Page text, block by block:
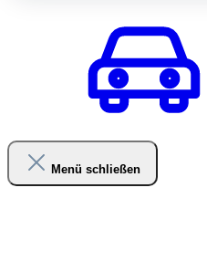
Menü schließen